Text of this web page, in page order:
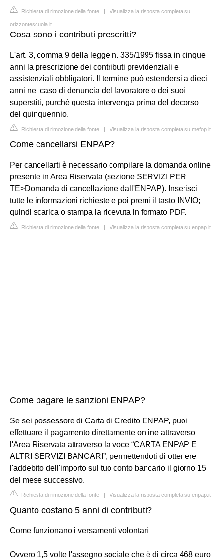
Richiesta di rimozione della fonte | Visualizza la risposta completa su
orizzontescuola.it
Cosa sono i contributi prescritti?
L'art. 3, comma 9 della legge n. 335/1995 fissa in cinque
anni la prescrizione dei contributi previdenziali e
assistenziali obbligatori. Il termine può estendersi a dieci
anni nel caso di denuncia del lavoratore o dei suoi
superstiti, purché questa intervenga prima del decorso
del quinquennio.
Richiesta di rimozione della fonte | Visualizza la risposta completa su mefop.it
Come cancellarsi ENPAP?
Per cancellarti è necessario compilare la domanda online
presente in Area Riservata (sezione SERVIZI PER
TE>Domanda di cancellazione dall'ENPAP). Inserisci
tutte le informazioni richieste e poi premi il tasto INVIO;
quindi scarica o stampa la ricevuta in formato PDF.
Richiesta di rimozione della fonte | Visualizza la risposta completa su enpap.it
Come pagare le sanzioni ENPAP?
Se sei possessore di Carta di Credito ENPAP, puoi
effettuare il pagamento direttamente online attraverso
l'Area Riservata attraverso la voce “CARTA ENPAP E
ALTRI SERVIZI BANCARI”, permettendoti di ottenere
l'addebito dell'importo sul tuo conto bancario il giorno 15
del mese successivo.
Richiesta di rimozione della fonte | Visualizza la risposta completa su enpap.it
Quanto costano 5 anni di contributi?
Come funzionano i versamenti volontari
Ovvero 1,5 volte l'assegno sociale che è di circa 468 euro